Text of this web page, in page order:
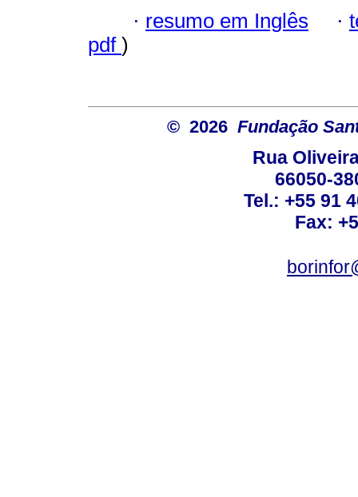
· resumo em Inglês ·
pdf )
© 2026 Fundação
Rua
66050-
Tel.: +55 91
Fax: